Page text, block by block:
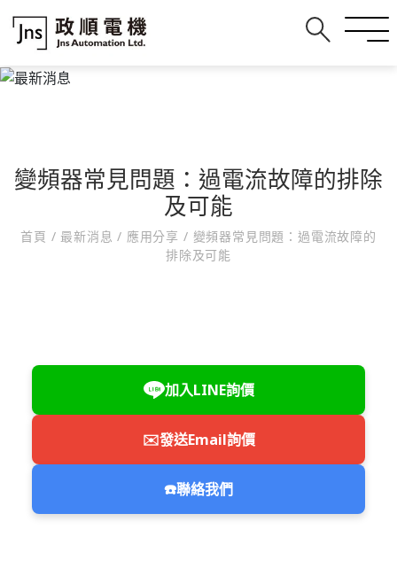
變頻器常見問題：過電流故障的排除
及可能
首頁 / 最新消息/ 應用分享 / 變頻器常見問題：過電流故障的
排除及可能
加入LINE詢價
✉️發送Email詢價
☎️聯絡我們